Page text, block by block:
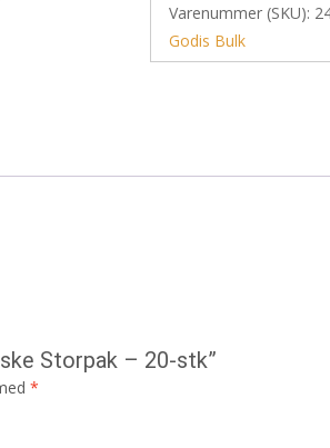
Varenummer (SKU):
Godis Bulk
Storpak – 20-stk”
*